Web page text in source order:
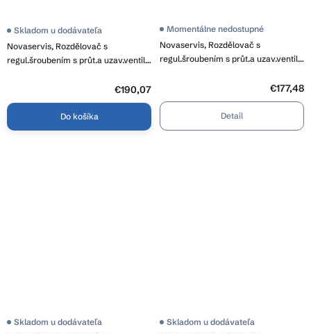
Novaservis, Rozdělovač s
regul.šroubením s průt.a uzav.ventily
Skladom u dodávateľa
€190,07
Do košíka
Novaservis, Rozdělovač s
regul.šroubením s průt.a uzav.ventily
Momentálne nedostupné
€177,48
Detail
Skladom u dodávateľa Skladom u dodávateľa